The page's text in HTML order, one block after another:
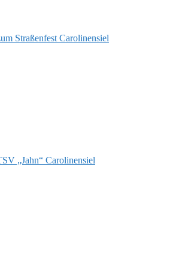
Straßenfest Carolinensiel
„Jahn“ Carolinensiel